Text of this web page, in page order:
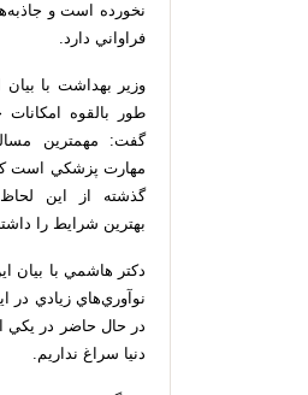
نخورده است و
فراواني دارد.
وزير بهداشت با بيان
طور بالقوه امكانات
گفت: مهمترين
مهارت پزشكي است كه
گذشته از این
بهترين شرايط را
نوآوري‌هاي زيادي در
دنيا سراغ نداريم.